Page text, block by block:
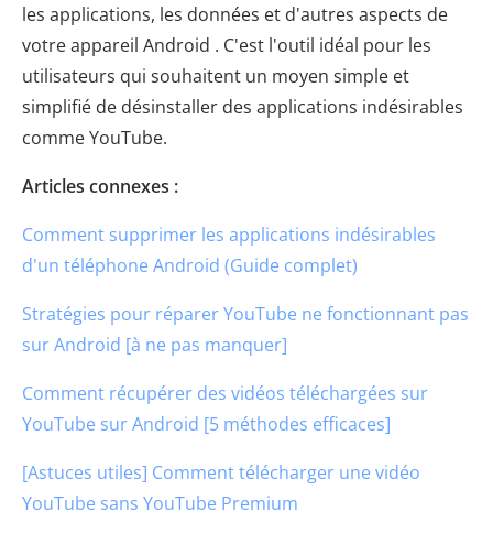
les applications, les données et d'autres aspects de
votre appareil Android . C'est l'outil idéal pour les
utilisateurs qui souhaitent un moyen simple et
simplifié de désinstaller des applications indésirables
comme YouTube.
Articles connexes :
Comment supprimer les applications indésirables
d'un téléphone Android (Guide complet)
Stratégies pour réparer YouTube ne fonctionnant pas
sur Android [à ne pas manquer]
Comment récupérer des vidéos téléchargées sur
YouTube sur Android [5 méthodes efficaces]
[Astuces utiles] Comment télécharger une vidéo
YouTube sans YouTube Premium